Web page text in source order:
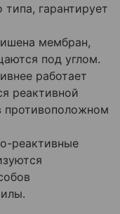
типа, гарантирует
мембран,
под углом.
работает
реактивной
противоположном
реактивные